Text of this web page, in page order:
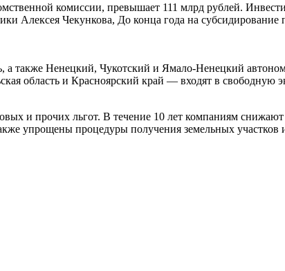
комиссии, превышает 111 млрд рублей.
Алексея Чекункова, До конца года на субсидирование
а также Ненецкий, Чукотский и Ямало-Ненецкий
область и Красноярский край — входят в свободную
и прочих льгот. В течение 10 лет компаниям
упрощены процедуры получения земельных